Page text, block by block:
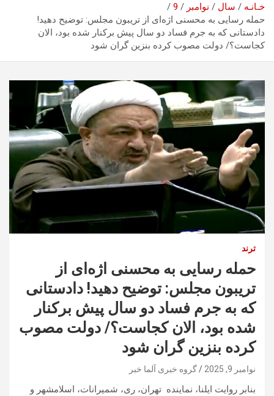
خـانـه سال نوامبر
9
حمله رسایی به محسنی اژه‌ای از تریبون مجلس: توضیح دهید!
دادستانی که به جرم فساد دو سال پیش برکنار شده بود، الان
کجاست؟/ دولت مصوب کرده بنزین گران شود
ترند
حمله رسایی به محسنی اژه‌ای از
تریبون مجلس: توضیح دهید! دادستانی
که به جرم فساد دو سال پیش برکنار
شده بود، الان کجاست؟/ دولت مصوب
کرده بنزین گران شود
نوامبر 9, 2025 گروه خبری آلما خبر
بنابر روایت ایلنا، نماینده تهران، ری، شمیرانات، اسلامشهر و